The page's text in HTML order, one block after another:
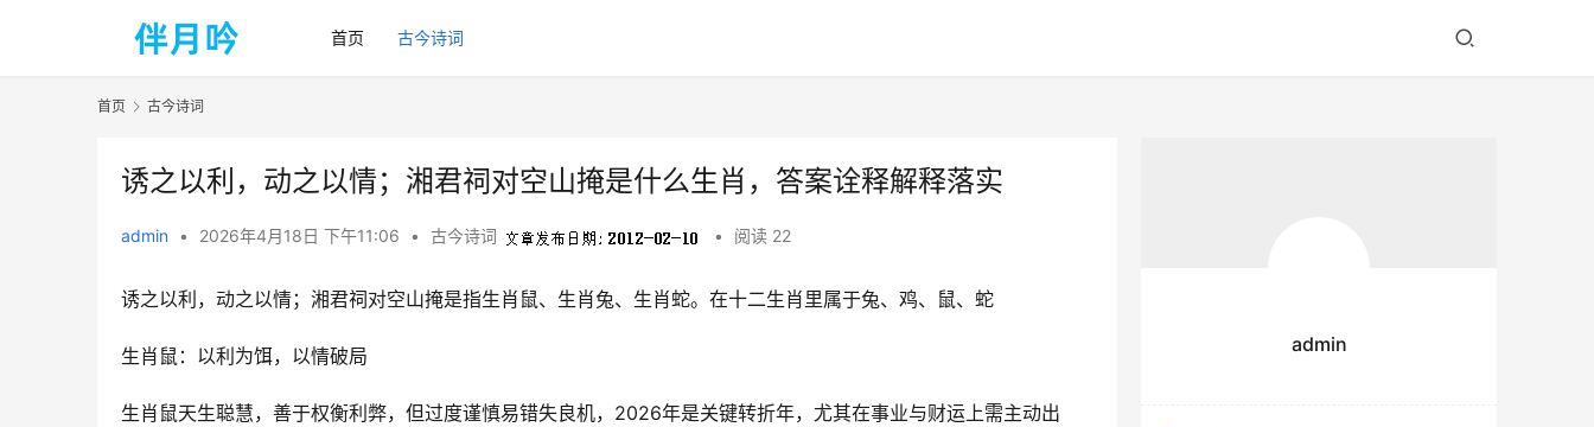
首页 古今诗词
首页 古今诗词
诱之以利，动之以情；湘君祠对空山掩是什么生肖，答案诠释解释落实
admin • 2026年4月18日 下午11:06 • 古今诗词 • 阅读 22
诱之以利，动之以情；湘君祠对空山掩是指生肖鼠、生肖兔、生肖蛇。在十二生肖里属于兔、鸡、鼠、蛇
生肖鼠：以利为饵，以情破局
生肖鼠天生聪慧，善于权衡利弊，但过度谨慎易错失良机，2026年是关键转折年，尤其在事业与财运上需主动出
admin